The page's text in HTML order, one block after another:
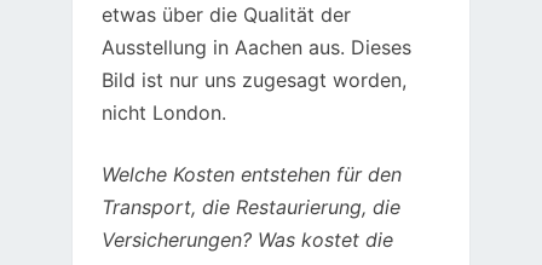
etwas über die Qualität der
Ausstellung in Aachen aus. Dieses
Bild ist nur uns zugesagt worden,
nicht London.
Welche Kosten entstehen für den
Transport, die Restaurierung, die
Versicherungen? Was kostet die